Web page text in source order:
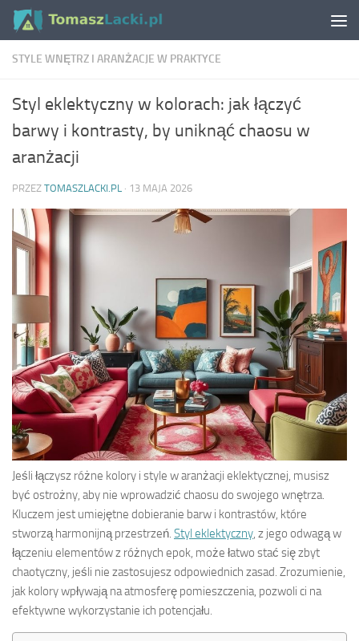
Skip to content
STYLE WNĘTRZ I ARANŻACJE W PRAKTYCE
Styl eklektyczny w kolorach: jak łączyć
barwy i kontrasty, by uniknąć chaosu w
aranżacji
PRZEZ TOMASZLACKI.PL · 13 MAJA 2026
Jeśli łączysz różne kolory i style w aranżacji eklektycznej, musisz
być ostrożny, aby nie wprowadzić chaosu do swojego wnętrza.
Kluczem jest umiejętne dobieranie barw i kontrastów, które
stworzą harmonijną przestrzeń. Styl eklektyczny , z jego odwagą w
łączeniu elementów z różnych epok, może łatwo stać się zbyt
chaotyczny, jeśli nie zastosujesz odpowiednich zasad. Zrozumienie,
jak kolory wpływają na atmosferę pomieszczenia, pozwoli ci na
efektywne wykorzystanie ich potencjału.